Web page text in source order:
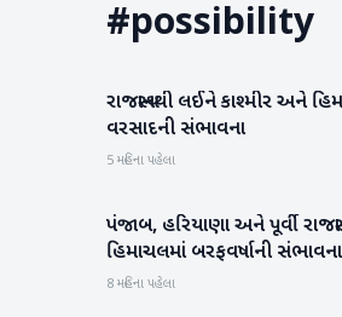
#possibility
હવામાન
રાજસ્થાનથી લઈને કાશ્મીર અને
વરસાદની સંભાવના
5 મહિના પહેલા
રાષ્ટ્રીય
પંજાબ, હરિયાણા અને પૂર્વી
હિમાચલમાં બરફવર્ષાની સંભાવના
8 મહિના પહેલા